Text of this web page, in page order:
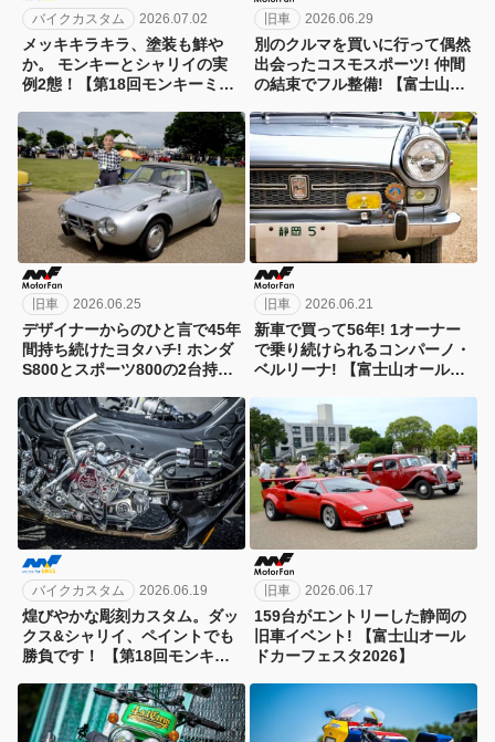
バイクカスタム 2026.07.02
メッキキラキラ、塗装も鮮や
か。 モンキーとシャリイの実
例2態！【第18回モンキーミー
旧車 2026.06.29
別のクルマを買いに行って偶然
出会ったコスモスポーツ! 仲間
の結束でフル整備! 【富士山オ
旧車 2026.06.25
デザイナーからのひと言で45年
間持ち続けたヨタハチ! ホンダ
S800とスポーツ800の2台持ち!
2026】
旧車 2026.06.21
新車で買って56年! 1オーナー
で乗り続けられるコンパーノ・
ベルリーナ! 【富士山オールド
バイクカスタム 2026.06.19
煌びやかな彫刻カスタム。ダッ
クス&シャリイ、ペイントでも
勝負です！ 【第18回モンキー
旧車 2026.06.17
159台がエントリーした静岡の
旧車イベント! 【富士山オール
ドカーフェスタ2026】